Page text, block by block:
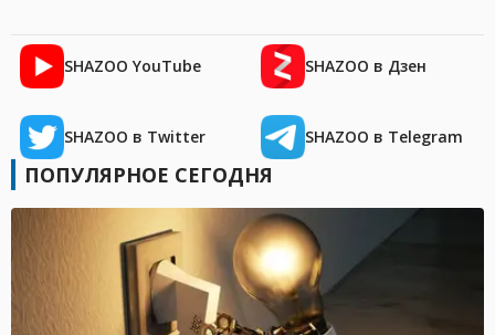
SHAZOO YouTube SHAZOO в Дзен
SHAZOO в Twitter SHAZOO в Telegram
ПОПУЛЯРНОЕ СЕГОДНЯ